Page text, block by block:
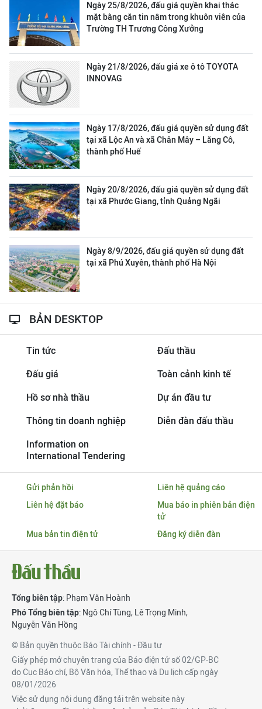
Ngày 25/8/2026, đấu giá quyền khai thác
mặt bằng căn tin nằm trong khuôn viên của
Trường TH Trương Công Xưởng
Ngày 21/8/2026, đấu giá xe ô tô TOYOTA
INNOVAG
Ngày 17/8/2026, đấu giá quyền sử dụng đất
tại xã Lộc An và xã Chân Mây – Lăng Cô,
thành phố Huế
Ngày 20/8/2026, đấu giá quyền sử dụng đất
tại xã Phước Giang, tỉnh Quảng Ngãi
Ngày 8/9/2026, đấu giá quyền sử dụng đất
tại xã Phú Xuyên, thành phố Hà Nội
BẢN DESKTOP
Tin tức Đấu thầu
Đấu giá Toàn cảnh kinh tế
Hồ sơ nhà thầu Dự án đầu tư
Thông tin doanh nghiệp Diễn đàn đấu thầu
Information on
International Tendering
Gửi phản hồi
Liên hệ quảng cáo
Liên hệ đặt báo
Mua báo in phiên bản điện
tử
Mua bản tin điện tử
Đăng ký diễn đàn
Tổng biên tập: Phạm Văn Hoành
Phó Tổng biên tập: Ngô Chí Tùng, Lê Trọng Minh,
Nguyễn Văn Hồng
© Bản quyền thuộc Báo Tài chính - Đầu tư
Giấy phép mở chuyên trang của Báo điện tử số 02/GP-BC
do Cục Báo chí, Bộ Văn hóa, Thể thao và Du lịch cấp ngày
08/01/2026
Việc sử dụng nội dung đăng tải trên website này